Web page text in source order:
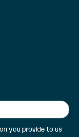
you provide to us